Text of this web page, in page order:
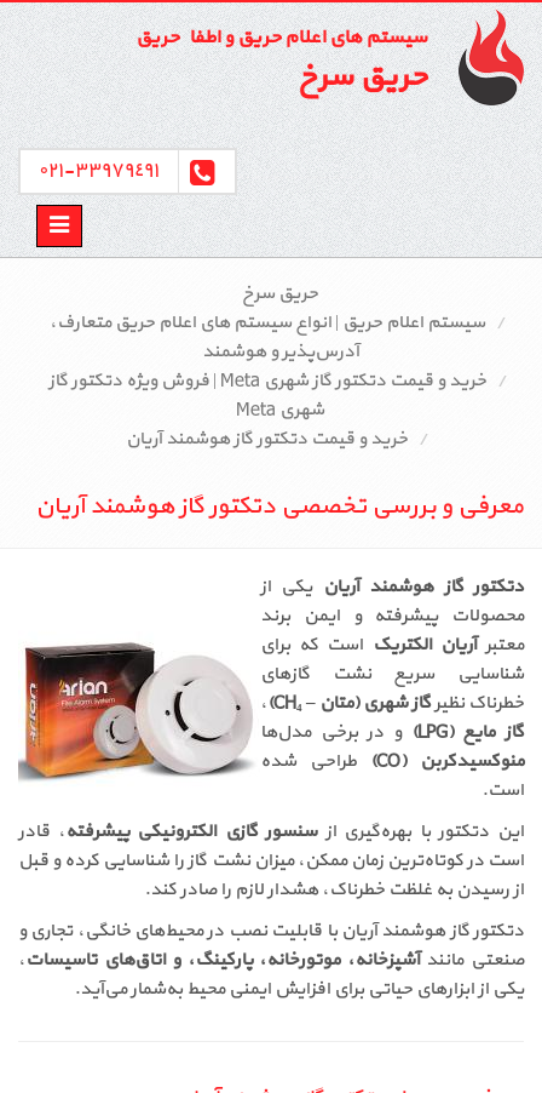
سیستم های اعلام حریق و اطفاء حریق
حریق سرخ
٣٣٩٧٩٤٩١-٠٢١
Toggle
حریق سرخ
سیستم اعلام حریق | انواع سیستم‌ های اعلام حریق متعارف،
آدرس‌پذیر و هوشمند
خرید و قیمت دتکتور گاز شهری Meta | فروش ویژه دتکتور گاز
شهری Meta
خرید و قیمت دتکتور گاز هوشمند آریان
معرفی و بررسی تخصصی دتکتور گاز هوشمند آریان
دتکتور گاز هوشمند آریان یکی از
محصولات پیشرفته و ایمن برند
معتبرآریان الکتریک است که برای
شناسایی سریع نشت گازهای
خطرناک نظیرگاز شهری (متان – CH₄)
،
گاز مایع (LPG)
و در برخی مدل‌ها
منوکسیدکربن (CO)
طراحی شده
است.
این دتکتور با بهره‌گیری ازسنسور گازی الکترونیکی پیشرفته، قادر
است در کوتاه‌ترین زمان ممکن، میزان نشت گاز را شناسایی کرده و قبل
از رسیدن به غلظت خطرناک، هشدار لازم را صادر کند.
دتکتور گاز هوشمند آریان با قابلیت نصب در محیط‌های خانگی، تجاری و
صنعتی مانندآشپزخانه، موتورخانه، پارکینگ، و اتاق‌های تاسیسات،
یکی از ابزارهای حیاتی برای افزایش ایمنی محیط به‌شمار می‌آید.